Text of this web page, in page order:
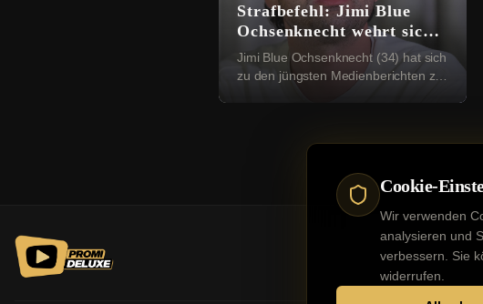
Cookie-
Wir verwenden
analysieren und
verbessern. Sie
widerrufen.
Strafbefehl: Jimi Blue
Ochsenknecht wehrt sich
gegen falsche Berichte
Jimi Blue Ochsenknecht (34) hat sich
zu den jüngsten Medienberichten zu